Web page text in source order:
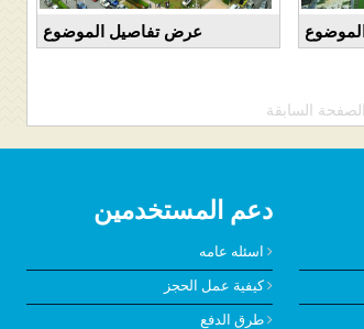
عرض تفاصيل الموضوع
الصفحة السابقة
دعم المستخدمين
اسئله عامه
كيفية عمل الحجز
طرق الدفع